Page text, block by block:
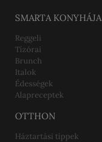
SMARTA KONYHÁJA
Reggeli
Tízórai
Brunch
Italok
Édességek
Alapreceptek
OTTHON
Háztartási tippek